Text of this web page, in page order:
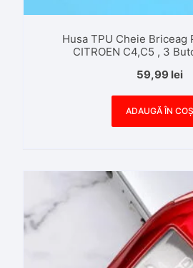
Husa TPU Cheie Briceag
CITROEN C4,C5 , 3
59,99 lei
ADAUGĂ ÎN COȘ